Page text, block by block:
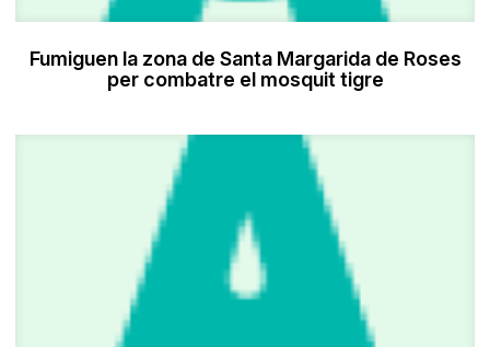
Fumiguen la zona de Santa Margarida de Roses
per combatre el mosquit tigre